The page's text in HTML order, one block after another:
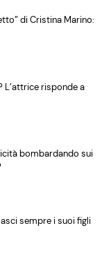
di Cristina Marino:
L’attrice risponde a
bombardando sui
sempre i suoi figli